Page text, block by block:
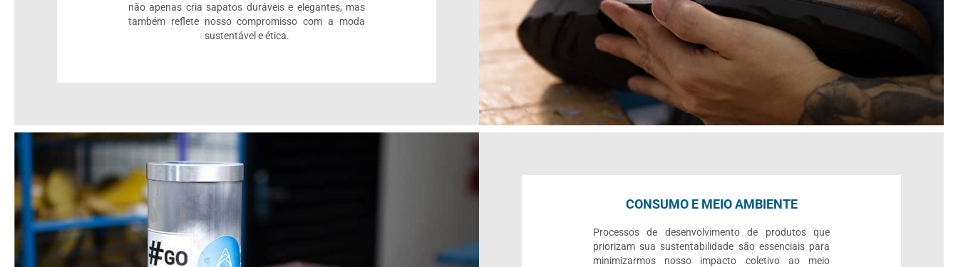
não apenas cria sapatos duráveis e elegantes, mas
também reflete nosso compromisso com a moda
sustentável e ética.
CONSUMO E MEIO AMBIENTE
Processos de desenvolvimento de produtos que
priorizam sua sustentabilidade são essenciais para
minimizarmos nosso impacto coletivo ao meio